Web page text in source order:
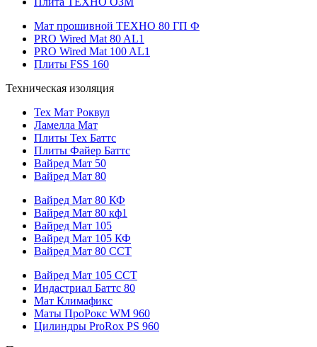
Мат прошивной ТЕХНО 80 ГП Ф
PRO Wired Mat 80 AL1
PRO Wired Mat 100 AL1
Плиты FSS 160
Техническая изоляция
Тех Мат Роквул
Ламелла Мат
Плиты Тех Баттс
Плиты Файер Баттс
Вайред Мат 50
Вайред Мат 80
Вайред Мат 80 КФ
Вайред Мат 80 кф1
Вайред Мат 105
Вайред Мат 105 КФ
Вайред Мат 80 ССТ
Вайред Мат 105 ССТ
Индастриал Баттс 80
Мат Климафикс
Маты ПроРокс WM 960
Цилиндры ProRox PS 960